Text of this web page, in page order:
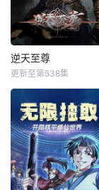
逆天至尊
更新至第538集